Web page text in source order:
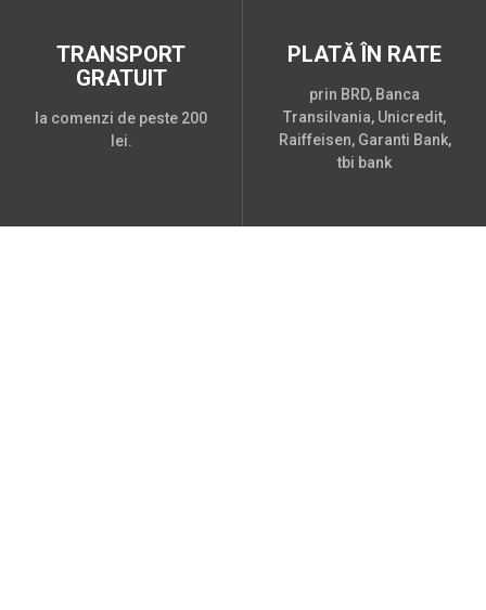
TRANSPORT
GRATUIT
la comenzi de peste 200
lei.
PLATĂ ÎN RATE
prin BRD, Banca
Transilvania, Unicredit,
Raiffeisen, Garanti Bank,
tbi bank